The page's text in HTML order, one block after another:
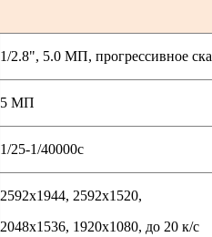
1/2.8", 5.0 МП, прогрессивное
5 МП
1/25-1/40000c
2592x1944, 2592x1520,
2048х1536, 1920х1080, до 20 к/с